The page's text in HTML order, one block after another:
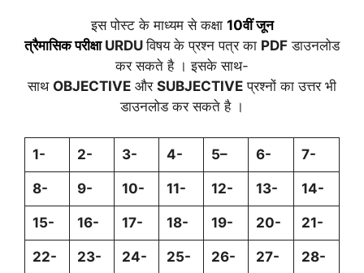
इस पोस्ट के माध्यम से कक्षा 10वींजून
त्रैमासिकपरीक्षाURDUविषय के प्रश्न पत्र का PDF डाउनलोड
कर सकते है । इसके साथ-
साथ OBJECTIVE और SUBJECTIVE प्रश्नों का उत्तर भी
डाउनलोड कर सकते है ।
1- 2- 3- 4- 5– 6- 7-
8- 9- 10- 11- 12- 13- 14-
15- 16- 17- 18- 19- 20- 21-
22- 23- 24- 25- 26- 27- 28-